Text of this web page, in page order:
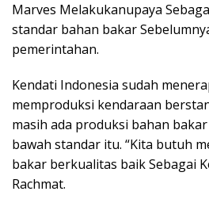
Marves Melakukanupaya
standar bahan bakar
pemerintahan.
Kendati Indonesia sudah
memproduksi kendaraan
masih ada produksi bahan
bawah standar itu. “Kita butuh
bakar berkualitas baik Sebagai
Rachmat.